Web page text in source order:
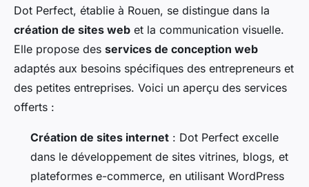
Dot Perfect, établie à Rouen, se distingue dans la
création de sites web et la communication visuelle.
Elle propose des services de conception web
adaptés aux besoins spécifiques des entrepreneurs et
des petites entreprises. Voici un aperçu des services
offerts :
Création de sites internet : Dot Perfect excelle
dans le développement de sites vitrines, blogs, et
plateformes e-commerce, en utilisant WordPress